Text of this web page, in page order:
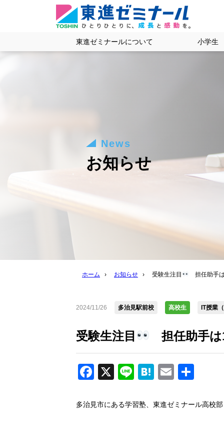
東進ゼミナールについて 小学生
News
お知らせ
ホーム › お知らせ › 受験生注目 担任助手
2024/11/26 多治見駅前校 高校生 IT授業
受験生注目 担任助手
Facebook
X LineHatena
Email
多治見市にある学習塾、東進ゼミナール高校